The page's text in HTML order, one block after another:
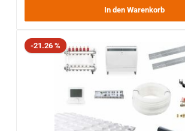
In den Warenkorb
Rabatt
-21.26 %